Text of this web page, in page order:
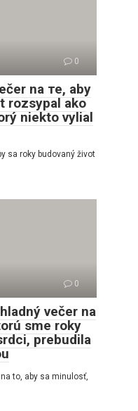
0
na те, aby
rozsypal ako
niekto vylial
sa roky budovaný život
0
večer na
sme roky
prebudila
to, aby sa minulosť,